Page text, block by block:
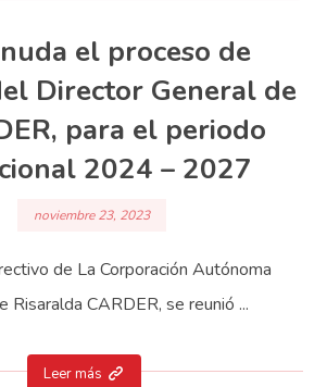
el proceso de
Director General de
para el periodo
2024 – 2027
noviembre 23, 2023
de La Corporación Autónoma
Risaralda CARDER, se reunió ...
Leer más